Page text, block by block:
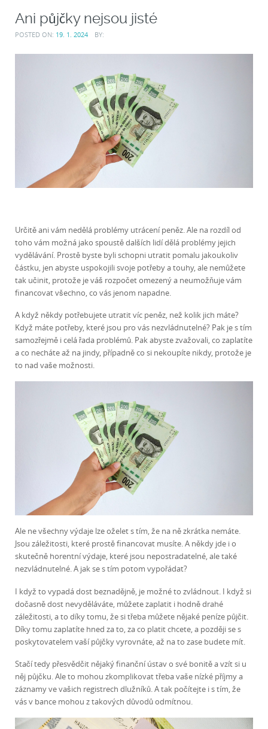
Ani půjčky nejsou jisté
POSTED ON: 19. 1. 2024 BY:
Určitě ani vám nedělá problémy utrácení peněz. Ale na rozdíl od
toho vám možná jako spoustě dalších lidí dělá problémy jejich
vydělávání. Prostě byste byli schopni utratit pomalu jakoukoliv
částku, jen abyste uspokojili svoje potřeby a touhy, ale nemůžete
tak učinit, protože je váš rozpočet omezený a neumožňuje vám
financovat všechno, co vás jenom napadne.
A když někdy potřebujete utratit víc peněz, než kolik jich máte?
Když máte potřeby, které jsou pro vás nezvládnutelné? Pak je s tím
samozřejmě i celá řada problémů. Pak abyste zvažovali, co zaplatíte
a co necháte až na jindy, případně co si nekoupíte nikdy, protože je
to nad vaše možnosti.
Ale ne všechny výdaje lze oželet s tím, že na ně zkrátka nemáte.
Jsou záležitosti, které prostě financovat musíte. A někdy jde i o
skutečně horentní výdaje, které jsou nepostradatelné, ale také
nezvládnutelné. A jak se s tím potom vypořádat?
I když to vypadá dost beznadějně, je možné to zvládnout. I když si
dočasně dost nevyděláváte, můžete zaplatit i hodně drahé
záležitosti, a to díky tomu, že si třeba můžete nějaké peníze půjčit.
Díky tomu zaplatíte hned za to, za co platit chcete, a později se s
poskytovatelem vaší půjčky vyrovnáte, až na to zase budete mít.
Stačí tedy přesvědčit nějaký finanční ústav o své bonitě a vzít si u
něj půjčku. Ale to mohou zkomplikovat třeba vaše nízké příjmy a
záznamy ve vašich registrech dlužníků. A tak počítejte i s tím, že
vás v bance mohou z takových důvodů odmítnou.